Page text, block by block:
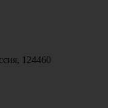
124460